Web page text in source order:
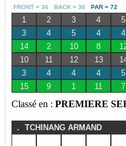
FRONT = 36 BACK = 36 PAR = 72
1 2 3 4 5
3
4 5 4 4
14
2 10 8
10
11 12 13
3
4 4 4 5
15
9 1 11 7
Classé en : PREMIERE
. TCHINANG ARMAND